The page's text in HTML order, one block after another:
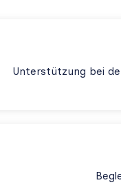
Unterstützung bei